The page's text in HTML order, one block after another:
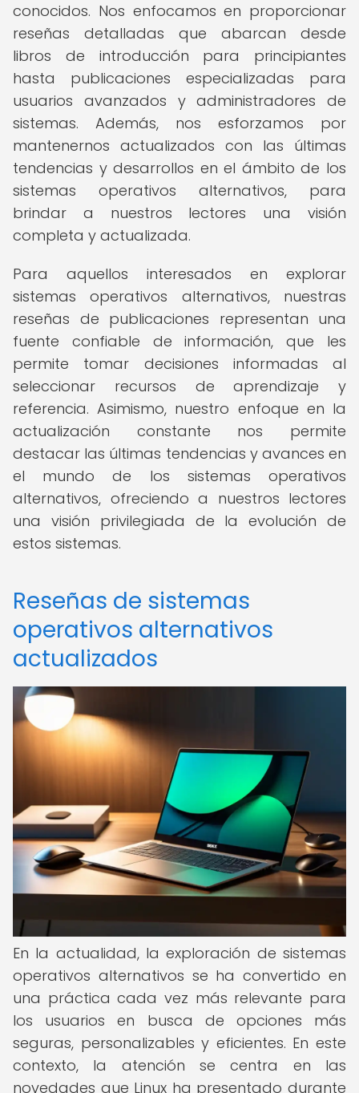
conocidos. Nos enfocamos en proporcionar
reseñas detalladas que abarcan desde
libros de introducción para principiantes
hasta publicaciones especializadas para
usuarios avanzados y administradores de
sistemas. Además, nos esforzamos por
mantenernos actualizados con las últimas
tendencias y desarrollos en el ámbito de los
sistemas operativos alternativos, para
brindar a nuestros lectores una visión
completa y actualizada.
Para aquellos interesados en explorar
sistemas operativos alternativos, nuestras
reseñas de publicaciones representan una
fuente confiable de información, que les
permite tomar decisiones informadas al
seleccionar recursos de aprendizaje y
referencia. Asimismo, nuestro enfoque en la
actualización constante nos permite
destacar las últimas tendencias y avances en
el mundo de los sistemas operativos
alternativos, ofreciendo a nuestros lectores
una visión privilegiada de la evolución de
estos sistemas.
Reseñas de sistemas
operativos alternativos
actualizados
En la actualidad, la exploración de sistemas
operativos alternativos se ha convertido en
una práctica cada vez más relevante para
los usuarios en busca de opciones más
seguras, personalizables y eficientes. En este
contexto, la atención se centra en las
novedades que Linux ha presentado durante